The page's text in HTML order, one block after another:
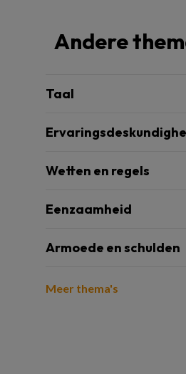
Andere
Taal
Wetten en regels
Eenzaamheid
Armoede en schulden
Meer thema's